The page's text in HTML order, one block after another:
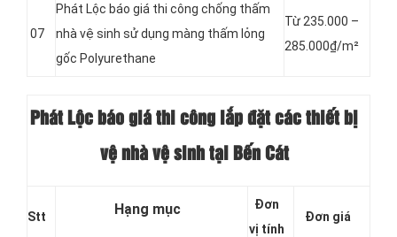
07
Phát Lộc báo giá thi công chống thấm
nhà vệ sinh sử dụng màng thấm lỏng
gốc Polyurethane
Từ 235.000 –
285.000₫/m²
Phát Lộc báo giá thi công lắp đặt các thiết bị
vệ nhà vệ sinh tại Bến Cát
Stt Hạng mục
Đơn
vị tính
Đơn giá